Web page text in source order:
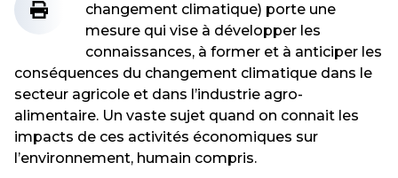
changement climatique) porte une
mesure qui vise à développer les
connaissances, à former et à anticiper les
conséquences du changement climatique dans le
secteur agricole et dans l’industrie agro-
alimentaire. Un vaste sujet quand on connait les
impacts de ces activités économiques sur
l’environnement, humain compris.